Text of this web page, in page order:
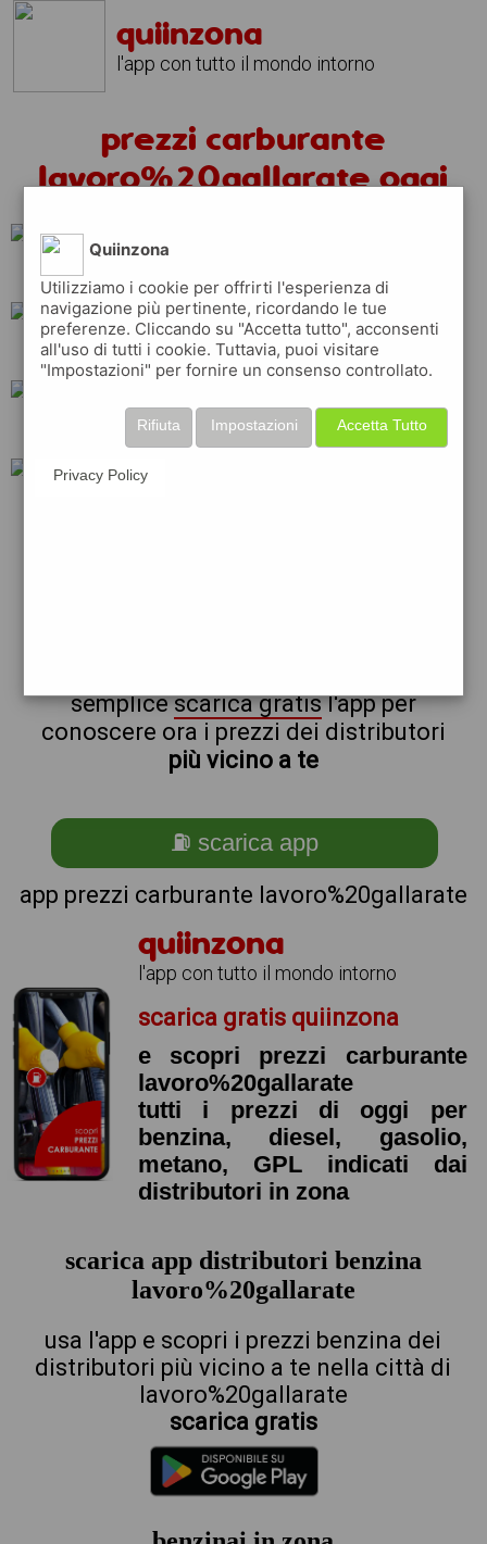
quiinzona
l'app con tutto il mondo intorno
prezzi carburante
lavoro%20gallarate oggi
esso
ip tamoil total
eni api
semplicescarica gratisl'app per
conoscere ora i prezzi dei distributori
più vicino a te
⛽ scarica app
app prezzi carburante lavoro%20gallarate
quiinzona
l'app con tutto il mondo intorno
scarica gratis quiinzona
e scopri prezzi carburante
lavoro%20gallarate
tutti i prezzi di oggi per
benzina, diesel, gasolio,
metano, GPL indicati dai
distributori in zona
scarica app distributori benzina
lavoro%20gallarate
usa l'app e scopri i prezzi benzina dei
distributori più vicino a te nella città di
lavoro%20gallarate
scarica gratis
Quiinzona
Utilizziamo i cookie per offrirti l'esperienza di
navigazione più pertinente, ricordando le tue
preferenze. Cliccando su "Accetta tutto", acconsenti
all'uso di tutti i cookie. Tuttavia, puoi visitare
"Impostazioni" per fornire un consenso controllato.
Accetta Tutto
Impostazioni
Rifiuta
Privacy Policy